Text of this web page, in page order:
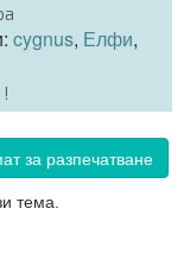
cygnus, Елфи,
за разпечатване
тема.